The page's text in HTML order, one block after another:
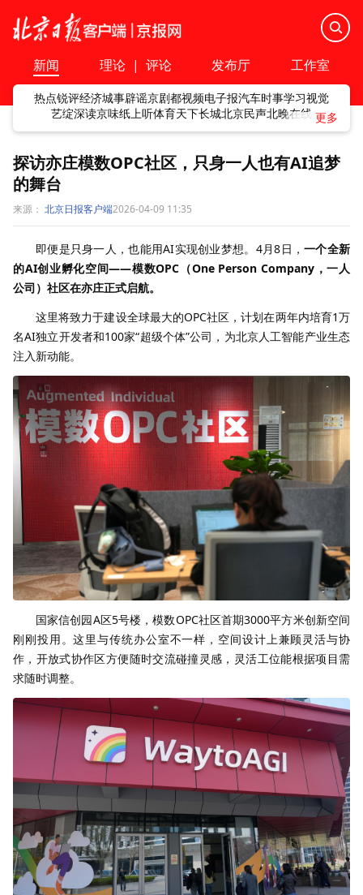
新闻 理论 | 评论 发布厅 工作室
热点锐评经济城事辟谣京剧都视频电子报汽车时事学习视觉
艺绽深读京味纸上听体育天下长城北京民声北晚在线
探访亦庄模数OPC社区，只身一人也有AI追梦
的舞台
来源： 北京日报客户端2026-04-09 11:35
即便是只身一人，也能用AI实现创业梦想。4月8日，一个全新
的AI创业孵化空间——模数OPC（One Person Company，一人
公司）社区在亦庄正式启航。
这里将致力于建设全球最大的OPC社区，计划在两年内培育1万
名AI独立开发者和100家“超级个体”公司，为北京人工智能产业生态
注入新动能。
国家信创园A区5号楼，模数OPC社区首期3000平方米创新空间
刚刚投用。这里与传统办公室不一样，空间设计上兼顾灵活与协
作，开放式协作区方便随时交流碰撞灵感，灵活工位能根据项目需
求随时调整。